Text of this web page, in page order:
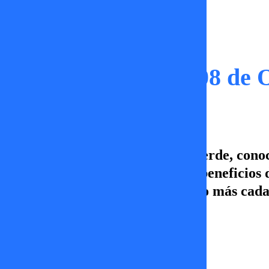
Tu Rumbo Verde | 08 de
En este capítulo de Tu Rumbo Verde,
Ortiga. Además, conocemos los
increíbles cambios. Esto y mucho más